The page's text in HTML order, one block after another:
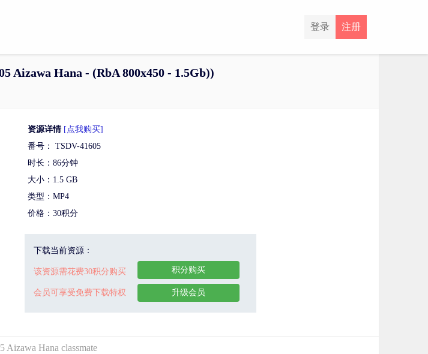
注册
登录
Aizawa Hana - (RbA 800x450 - 1.5Gb))
资源详情 [点我购买]
番号： TSDV-41605
时长：86分钟
大小：1.5 GB
类型：MP4
价格：30积分
下载当前资源：
该资源需花费30积分购买
会员可享受免费下载特权
积分购买
升级会员
Aizawa Hana classmate